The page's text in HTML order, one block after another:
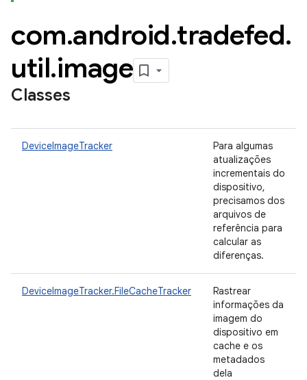
com.android.tradefed.
util.image
Classes
DeviceImageTracker
Para algumas
atualizações
incrementais do
dispositivo,
precisamos dos
arquivos de
referência para
calcular as
diferenças.
DeviceImageTracker.FileCacheTracker
Rastrear
informações da
imagem do
dispositivo em
cache e os
metadados
dela